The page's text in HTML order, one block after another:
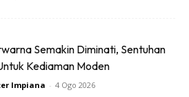
Semakin Diminati, Sentuhan
Kediaman Moden
Impiana - 4 Ogo 2026